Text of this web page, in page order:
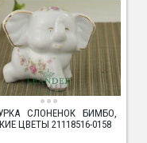
СЛОНЕНОК БИМБО,
ЦВЕТЫ 21118516-0158